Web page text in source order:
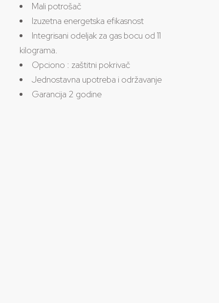
Mali potrošač
Izuzetna energetska efikasnost
Integrisani odeljak za gas bocu od 11
kilograma.
Opciono : zaštitni pokrivač
Jednostavna upotreba i održavanje
Garancija 2 godine